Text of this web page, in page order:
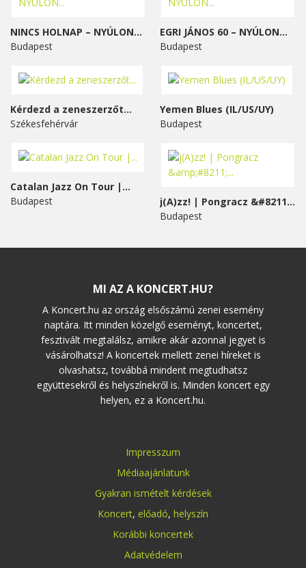
NINCS HOLNAP – NYÚLON...
Budapest
EGRI JÁNOS 60 – NYÚLON...
Budapest
Kérdezd a zeneszerzőt...
Székesfehérvár
Yemen Blues (IL/US/UY)
Budapest
Catalan Jazz On Tour |...
Budapest
j(A)zz! | Pongracz &#8211;...
Budapest
MI AZ A KONCERT.HU?
A Koncert.hu az ország elsőszámú zenei esemény
naptára. Itt minden közelgő eseményt, koncertet,
fesztivált megtalálsz, amikre akár azonnal jegyet is
vásárolhatsz! A koncertek mellett zenei híreket is
olvashatsz, továbbá mindent megtudhatsz
együttesekről és helyszínekről is. Minden koncert egy
helyen, ez a Koncert.hu.
Impresszum
Médiaajánlatunk
Gyakran ismételt kérdések
Koncert, előadó, helyszín
Korábbi koncertek
Adatvédelem